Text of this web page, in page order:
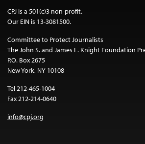
CPJ is a 501(c)3 non-profit.
Our EIN is 13-3081500.
Committee to Protect Journalists
The John S. and James L. Knight Foundation
P.O. Box 2675
New York, NY 10108
Tel 212-465-1004
Fax 212-214-0640
info@cpj.org